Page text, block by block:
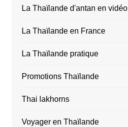
La Thaïlande d'antan en vidéo
La Thaïlande en France
La Thaïlande pratique
Promotions Thaïlande
Thai lakhorns
Voyager en Thaïlande